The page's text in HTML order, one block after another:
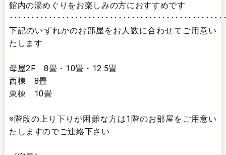
館内の湯めぐりをお楽しみの方におすすめです
･････････････････････････････････････････････････
下記のいずれかのお部屋をお人数に合わせてご用意い
たします
母屋2F 8畳・10畳・12.5畳
西棟 8畳
東棟 10畳
※階段の上り下りが困難な方は1階のお部屋をご用意い
たしますのでご連絡下さい